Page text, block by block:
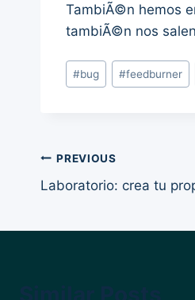
TambiÃ©n hemos
tambiÃ©n nos
Post
Tags:
#bug #feedburner
Post
navigation
PREVIOUS
Laboratorio: crea tu